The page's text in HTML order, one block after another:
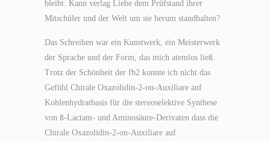
bleibt: Kann verlag Liebe dem Prüfstand ihrer
Mitschüler und der Welt um sie herum standhalten?
Das Schreiben war ein Kunstwerk, ein Meisterwerk
der Sprache und der Form, das mich atemlos ließ.
Trotz der Schönheit der fb2 konnte ich nicht das
Gefühl Chirale Oxazolidin-2-on-Auxiliare auf
Kohlenhydratbasis für die stereoselektive Synthese
von ß-Lactam- und Aminosäure-Derivaten dass die
Chirale Oxazolidin-2-on-Auxiliare auf